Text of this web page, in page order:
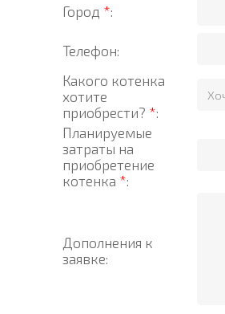
Город *:
Телефон:
Какого котенка
хотите
приобрести? *:
Планируемые
затраты на
приобретение
котенка *:
Дополнения к
заявке: